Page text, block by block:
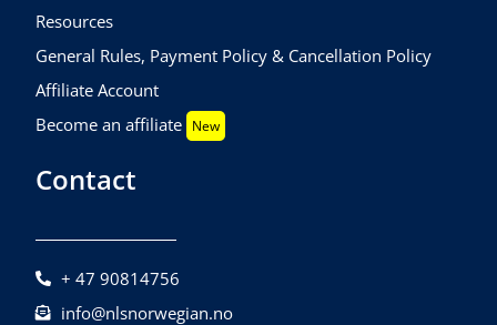
Resources
General Rules, Payment Policy & Cancellation Policy
Affiliate Account
Become an affiliate New
Contact
+ 47 90814756
info@nlsnorwegian.no